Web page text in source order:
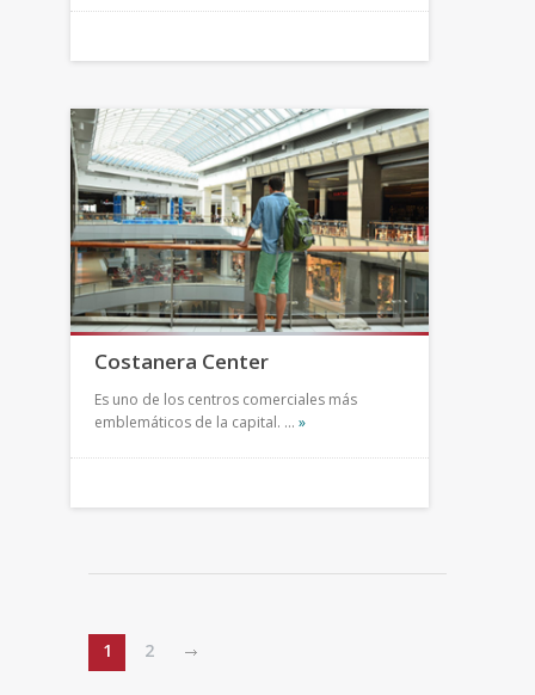
Costanera Center
Es uno de los centros comerciales más
emblemáticos de la capital. … »
1 2